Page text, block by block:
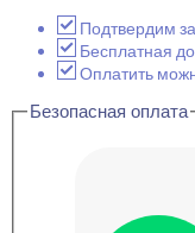
декоративная
51x544x785
Подтвердим
Бесплатная
Оплатить
Безопасная оплата